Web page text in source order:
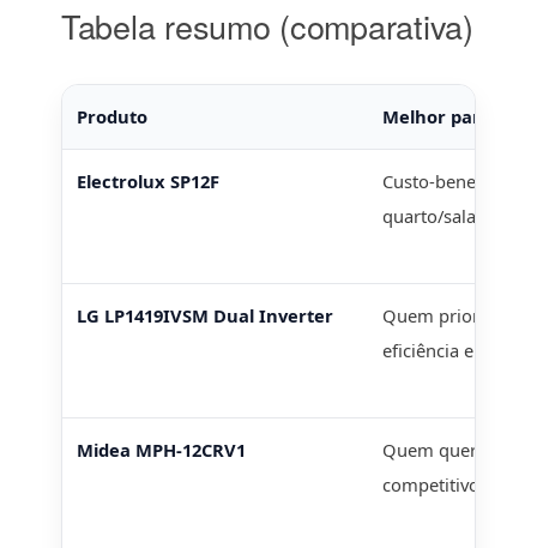
Tabela resumo (comparativa)
Produto Melhor para
Electrolux SP12F
Custo-benefício
quarto/sala
LG LP1419IVSM Dual Inverter
Quem prioriza
eficiência em um
Midea MPH-12CRV1
Quem quer
competitivo